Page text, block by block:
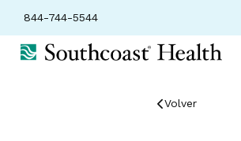
844-744-5544
Volver